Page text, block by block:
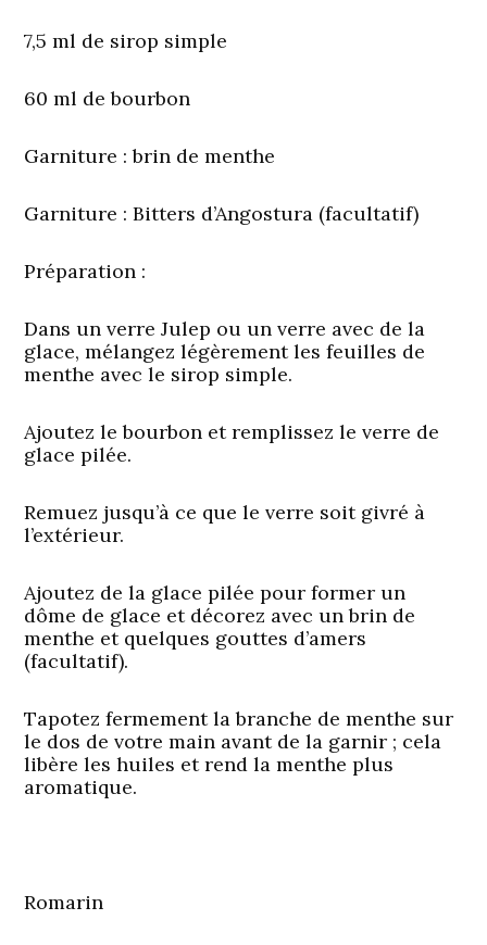
7,5 ml de sirop simple
60 ml de bourbon
Garniture : brin de menthe
Garniture : Bitters d’Angostura (facultatif)
Préparation :
Dans un verre Julep ou un verre avec de la
glace, mélangez légèrement les feuilles de
menthe avec le sirop simple.
Ajoutez le bourbon et remplissez le verre de
glace pilée.
Remuez jusqu’à ce que le verre soit givré à
l’extérieur.
Ajoutez de la glace pilée pour former un
dôme de glace et décorez avec un brin de
menthe et quelques gouttes d’amers
(facultatif).
Tapotez fermement la branche de menthe sur
le dos de votre main avant de la garnir ; cela
libère les huiles et rend la menthe plus
aromatique.
Romarin